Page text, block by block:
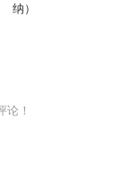
纳）
论！